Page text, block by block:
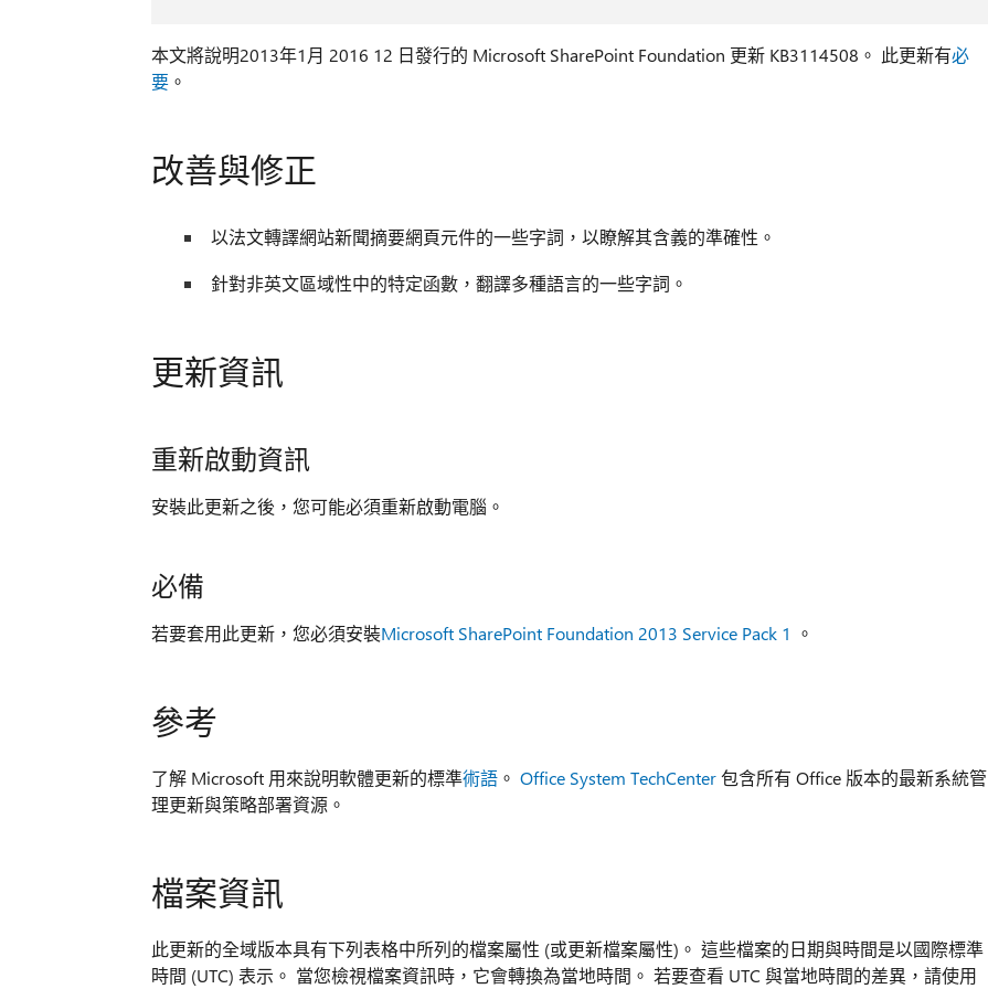
本文將說明2013年1月 2016 12 日發行的 Microsoft SharePoint Foundation 更新 KB3114508。 此更新有必
要。
改善與修正
以法文轉譯網站新聞摘要網頁元件的一些字詞，以瞭解其含義的準確性。
針對非英文區域性中的特定函數，翻譯多種語言的一些字詞。
更新資訊
重新啟動資訊
安裝此更新之後，您可能必須重新啟動電腦。
必備
若要套用此更新，您必須安裝Microsoft SharePoint Foundation 2013 Service Pack 1 。
參考
了解 Microsoft 用來說明軟體更新的標準術語。 Office System TechCenter包含所有 Office 版本的最新系統管
理更新與策略部署資源。
檔案資訊
此更新的全域版本具有下列表格中所列的檔案屬性 (或更新檔案屬性)。 這些檔案的日期與時間是以國際標準
時間 (UTC) 表示。 當您檢視檔案資訊時，它會轉換為當地時間。 若要查看 UTC 與當地時間的差異，請使用